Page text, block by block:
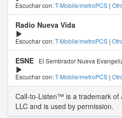
Escuchar con:T-Mobile/metroPCS |
Radio Nueva Vida
Escuchar con:T-Mobile/metroPCS |
ESNE
El Sembrador Nueva
Escuchar con:T-Mobile/metroPCS |
Call-to-Listen™ is a trademark of
LLC and is used by permission.